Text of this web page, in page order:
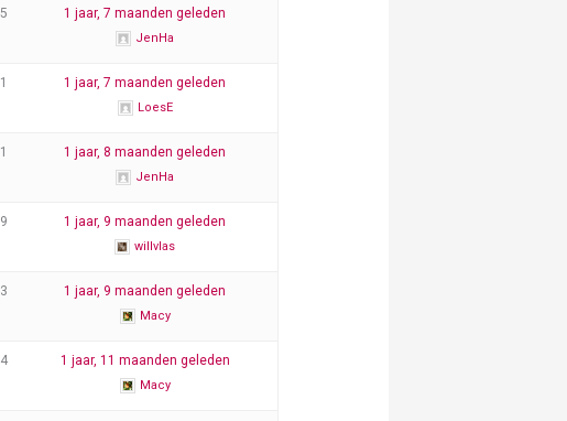
5 1 jaar, 7 maanden geleden
JenHa
1 1 jaar, 7 maanden geleden
LoesE
1 1 jaar, 8 maanden geleden
JenHa
9 1 jaar, 9 maanden geleden
willvlas
3 1 jaar, 9 maanden geleden
Macy
4 1 jaar, 11 maanden geleden
Macy